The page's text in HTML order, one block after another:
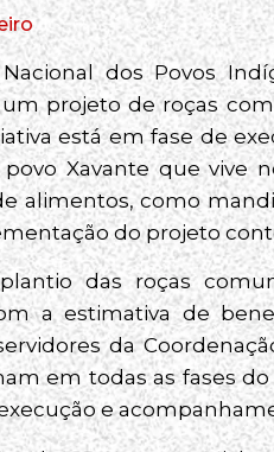
dos Povos
projeto de roças
está em fase de
Xavante que vive
alimentos, como
do projeto
das roças
a estimativa de
da
em todas as fases
e